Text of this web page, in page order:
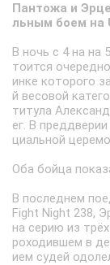
Пантожа и
льным боем на
В ночь с 4 на на
тоится
инке которого
й весовой
титула
ег. В
циальной
Оба бойца
В последнем
Fight Night 238,
на серию из
роходившем в
ием судей